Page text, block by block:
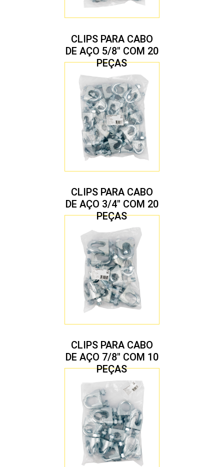
CLIPS PARA CABO
DE AÇO 5/8″ COM 20
PEÇAS
CLIPS PARA CABO
DE AÇO 3/4″ COM 20
PEÇAS
CLIPS PARA CABO
DE AÇO 7/8″ COM 10
PEÇAS